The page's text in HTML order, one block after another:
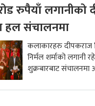
रुपैयाँ लगानीको
हल संचालनमा
कलाकारहरु दीपकराज
निर्मल शर्माको लगानी
शुक्रबारबाट